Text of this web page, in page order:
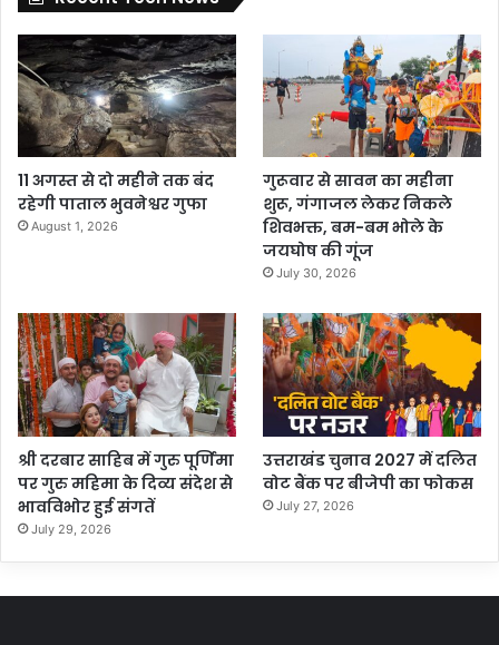
11 अगस्त से दो महीने तक बंद
रहेगी पाताल भुवनेश्वर गुफा
August 1, 2026
गुरूवार से सावन का महीना
शुरू, गंगाजल लेकर निकले
शिवभक्त, बम-बम भोले के
जयघोष की गूंज
July 30, 2026
श्री दरबार साहिब में गुरु पूर्णिमा
पर गुरु महिमा के दिव्य संदेश से
भावविभोर हुई संगतें
July 29, 2026
उत्तराखंड चुनाव 2027 में दलित
वोट बैंक पर बीजेपी का फोकस
July 27, 2026